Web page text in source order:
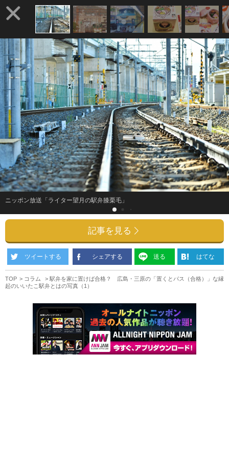
ニッポン放送「ライター望月の駅弁膝栗毛」
記事を見る
ツイートする シェアする 送る はてな
TOP コラム
駅弁を家に置けば合格？ 広島・三原の「置くとパス（合格）」な縁
起のいいたこ駅弁とはの写真（1）